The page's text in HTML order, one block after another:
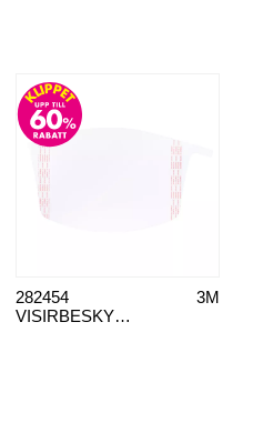
VISIRBESKYTTELSE VERSAFLO
3M
282454